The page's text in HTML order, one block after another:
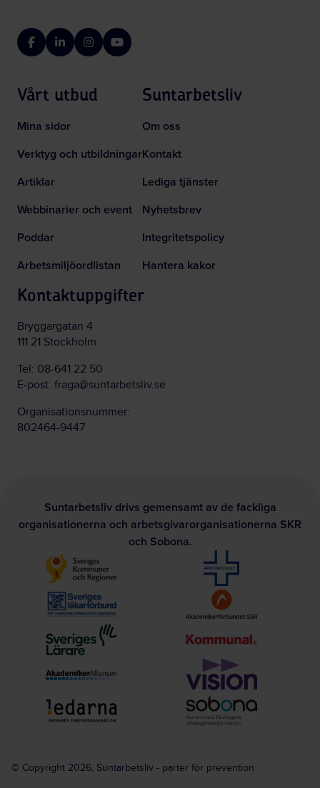
FacebookLinkedInInstagramYouTube
Vårt utbud
Mina sidor
Verktyg och utbildningar
Artiklar
Webbinarier och event
Poddar
Arbetsmiljöordlistan
Suntarbetsliv
Om oss
Kontakt
Lediga tjänster
Nyhetsbrev
Integritetspolicy
Hantera kakor
Kontaktuppgifter
Bryggargatan 4
111 21 Stockholm
Tel: 08-641 22 50
E-post: fraga@suntarbetsliv.se
Organisationsnummer:
802464-9447
Suntarbetsliv drivs gemensamt av de fackliga
organisationerna och arbetsgivarorganisationerna SKR
och Sobona.
© Copyright 2026, Suntarbetsliv - parter för prevention